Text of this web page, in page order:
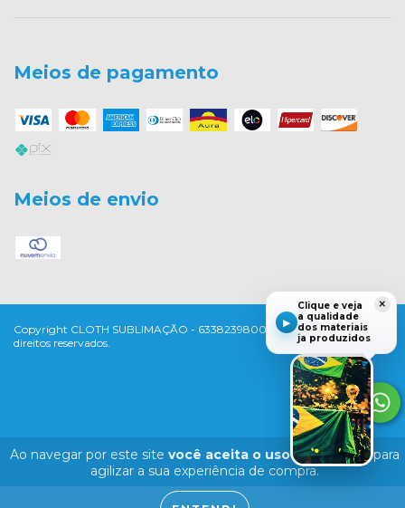
Ao navegar por este site você aceita o uso de cookiespara
agilizar a sua experiência de compra.
Meios de pagamento
Meios de envio
Copyright CLOTH SUBLIMAÇÃO - 63382398000198 - 2026. Todos os
direitos reservados.
×
▶
Clique e veja
a qualidade
dos materiais
ja produzidos